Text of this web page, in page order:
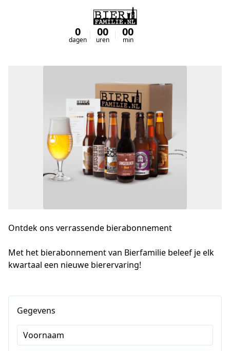
0
dagen
00
uren
00
min
Ontdek ons verrassende bierabonnement
Met het bierabonnement van Bierfamilie beleef je elk
kwartaal een nieuwe bierervaring!
Gegevens
Voornaam